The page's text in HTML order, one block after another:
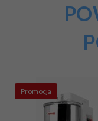
Promocja